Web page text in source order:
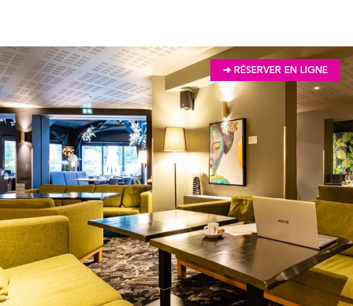
➔ RÉSERVER EN LIGNE